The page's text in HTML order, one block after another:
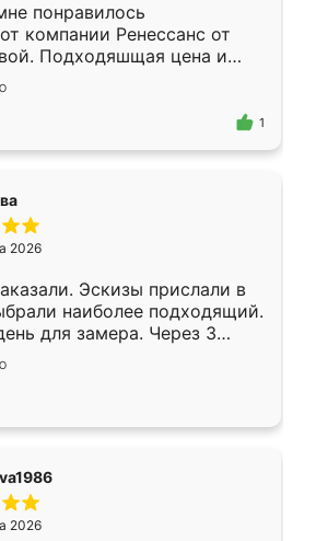
понравилось
компании Ренессанс от
Подходяшщая цена и
изготовления. Приехавший
Владислав
эскизу самый
1
2026
Эскизы прислали в
наиболее подходящий.
для замера. Через 3
уже готова. Остались
Спасибо Ренессанс
работу!
2026